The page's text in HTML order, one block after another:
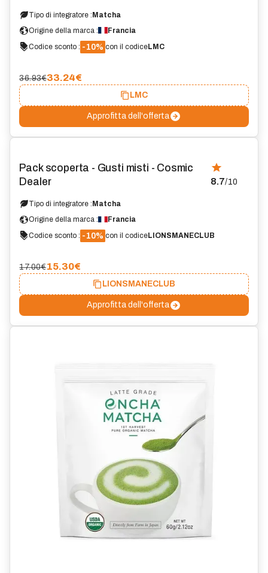
Tipo di integratore : Matcha
Origine della marca :
Francia
Codice sconto : -10% con il codiceLMC
36.93€33.24€
LMC
Approfitta dell'offerta
Pack scoperta - Gusti misti - Cosmic
Dealer
8.7/10
Tipo di integratore : Matcha
Origine della marca :
Francia
Codice sconto : -10% con il codiceLIONSMANECLUB
17.00€15.30€
LIONSMANECLUB
Approfitta dell'offerta